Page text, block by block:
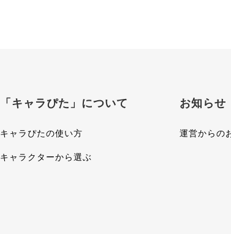
「キャラぴた」について
キャラぴたの使い方
キャラクターから選ぶ
お知らせ
運営からの